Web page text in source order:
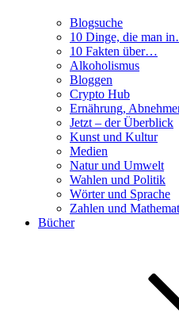
Blogsuche
10 Dinge, die man
10 Fakten über…
Alkoholismus
Bloggen
Crypto Hub
Ernährung,
Jetzt – der Überblick
Kunst und Kultur
Medien
Natur und Umwelt
Wahlen und Politik
Wörter und Sprache
Zahlen und
Bücher